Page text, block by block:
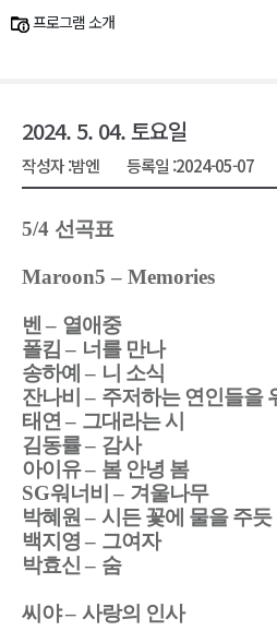
프로그램 소개
2024. 5. 04. 토요일
작성자 :밤엔 등록일 :2024-05-07
5/4 선곡표
Maroon5 – Memories
벤 – 열애중
폴킴 – 너를 만나
송하예 – 니 소식
잔나비 – 주저하는 연인들을
태연 – 그대라는 시
김동률– 감사
아이유– 봄 안녕 봄
SG워너비 – 겨울나무
박혜원 – 시든 꽃에 물을 주듯
백지영 – 그여자
박효신 – 숨
씨야– 사랑의 인사